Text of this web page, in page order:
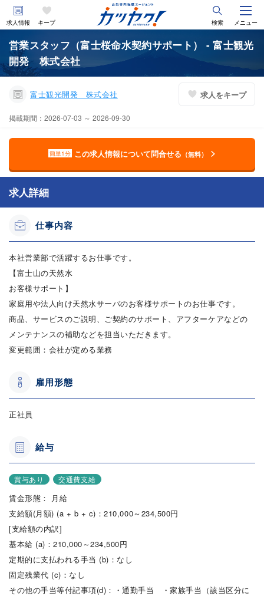
求人情報 キープ 検索 メニュー
営業スタッフ（富士桜命水契約サポート） - 富士観光
開発 株式会社
富士観光開発 株式会社 求人をキープ
掲載期間：2026-07-03 ～ 2026-09-30
簡単1分 この求人情報について問合せる （無料）
求人詳細
仕事内容
本社営業部で活躍するお仕事です。
【富士山の天然水
お客様サポート】
家庭用や法人向け天然水サーバのお客様サポートのお仕事です。
商品、サービスのご説明、ご契約のサポート、アフターケアなどの
メンテナンスの補助などを担当いただきます。
変更範囲：会社が定める業務
雇用形態
正社員
給与
賞与あり 交通費支給
賃金形態： 月給
支給額(月額) (a + b + c)：210,000～234,500円
[支給額の内訳]
基本給 (a)：210,000～234,500円
定期的に支払われる手当 (b)：なし
固定残業代 (c)：なし
その他の手当等付記事項(d)：・通勤手当 ・家族手当（該当区分に